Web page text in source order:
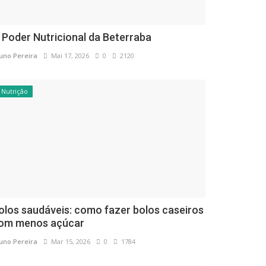
Poder Nutricional da Beterraba
Pereira Mai 17, 2026 0 2120
Nutrição
saudáveis: como fazer bolos caseiros
menos açúcar
Pereira Mar 15, 2026 0 1784